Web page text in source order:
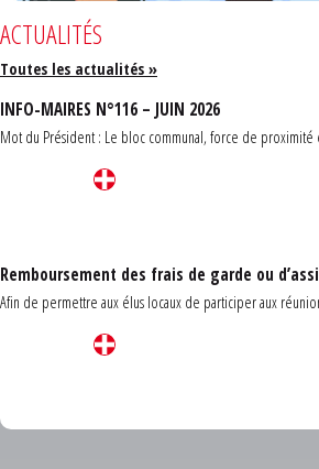
ACTUALITÉS
Toutes les actualités »
INFO-MAIRES N°116 – JUIN 2026
Mot du Président : Le bloc communal, force de proximité
Remboursement des frais de garde ou
Afin de permettre aux élus locaux de participer aux